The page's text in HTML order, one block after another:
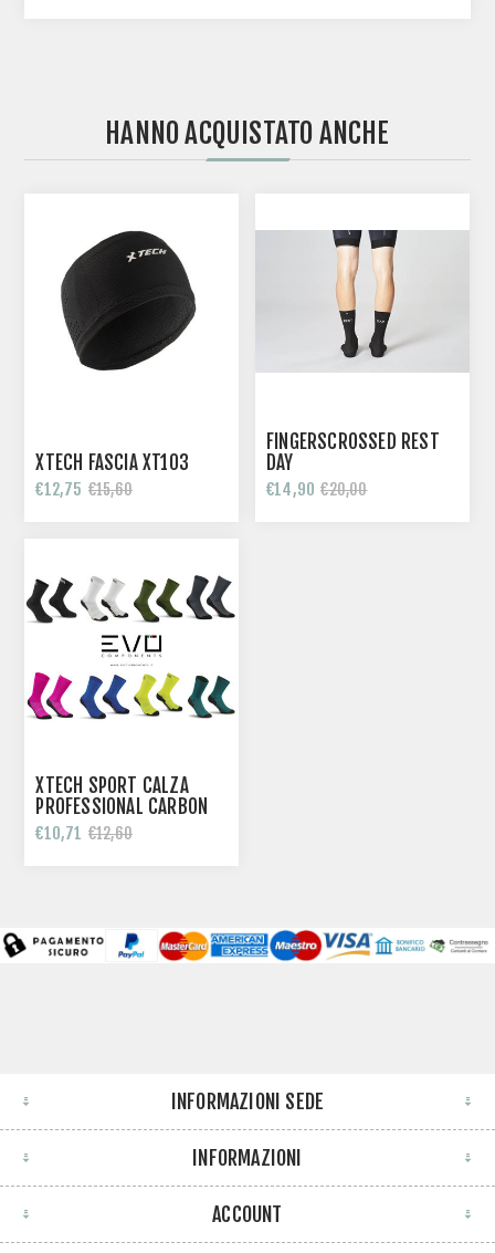
HANNO ACQUISTATO ANCHE
XTECH FASCIA XT103
€12,75 €15,60
FINGERSCROSSED REST
DAY
€14,90 €20,00
XTECH SPORT CALZA
PROFESSIONAL CARBON
€10,71 €12,60
INFORMAZIONI SEDE
INFORMAZIONI
ACCOUNT